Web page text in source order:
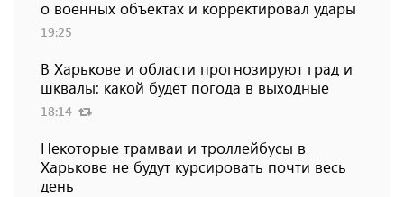
о военных объектах и ​​корректировал удары
19:25
В Харькове и области прогнозируют град и
шквалы: какой будет погода в выходные
18:14
Некоторые трамваи и троллейбусы в
Харькове не будут курсировать почти весь
день